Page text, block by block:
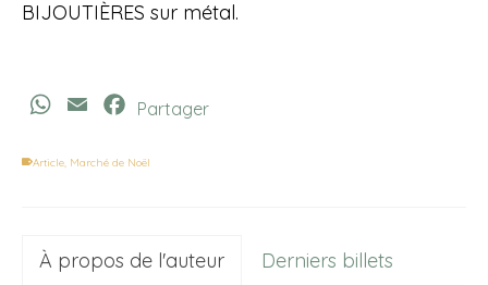
BIJOUTIÈRES sur métal.
WhatsApp
Email Facebook
Partager
Article, Marché de Noël
À propos de l'auteur Derniers billets